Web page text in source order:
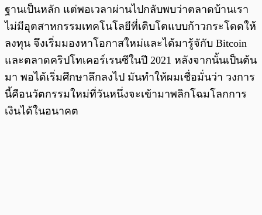
ฐานเป็นหลัก แต่พอเวลาผ่านไปกลับพบว่าตลาดบ้านเรา
ไม่มีอุตสาหกรรมเทคโนโลยีที่เติบโตแบบก้าวกระโดดให้
ลงทุน จึงเริ่มมองหาโอกาสใหม่และได้มารู้จักับ Bitcoin
และตลาดคริปโทเคอร์เรนซีในปี 2021 หลังจากนั้นเป็นต้น
มา พอได้เริ่มศึกษาลึกลงไป มันทำให้ผมเชื่อมั่นว่า วงการ
นี้คือนวัตกรรมใหม่ที่วันหนึ่งจะเข้ามาพลิกโฉมโลกการ
เงินได้ในอนาคต